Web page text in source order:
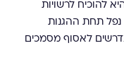
להוכיח לרשויות
נפל תחת ההגנות
לאסוף מסמכים